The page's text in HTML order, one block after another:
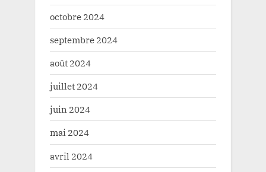
octobre 2024
septembre 2024
août 2024
juillet 2024
juin 2024
mai 2024
avril 2024